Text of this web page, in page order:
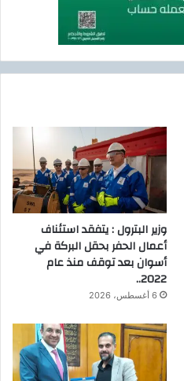
وزير البترول : يتفقد استئناف
أعمال الحفر بحقل البركة في
أسوان بعد توقف منذ عام
2022..
6 أغسطس، 2026